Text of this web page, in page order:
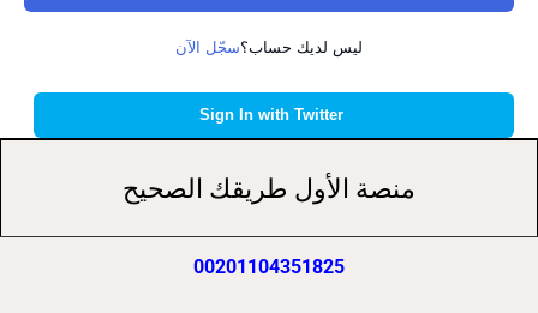
ليس لديك حساب؟سجّل الآن
منصة الأول طريقك الصحيح
00201104351825